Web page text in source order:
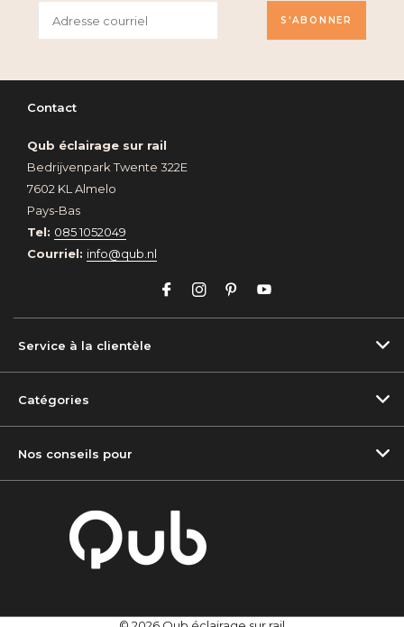
S'ABONNER
Contact
Qub éclairage sur rail
Bedrijvenpark Twente 322E
7602 KL Almelo
Pays-Bas
Tel: 085 1052049
Courriel: info@qub.nl
Service à la clientèle
Catégories
Nos conseils pour